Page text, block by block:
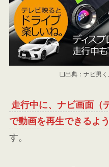
❏出典：ナビ男く
走行中に、ナビ画面（
で動画を再生できるよ
す。